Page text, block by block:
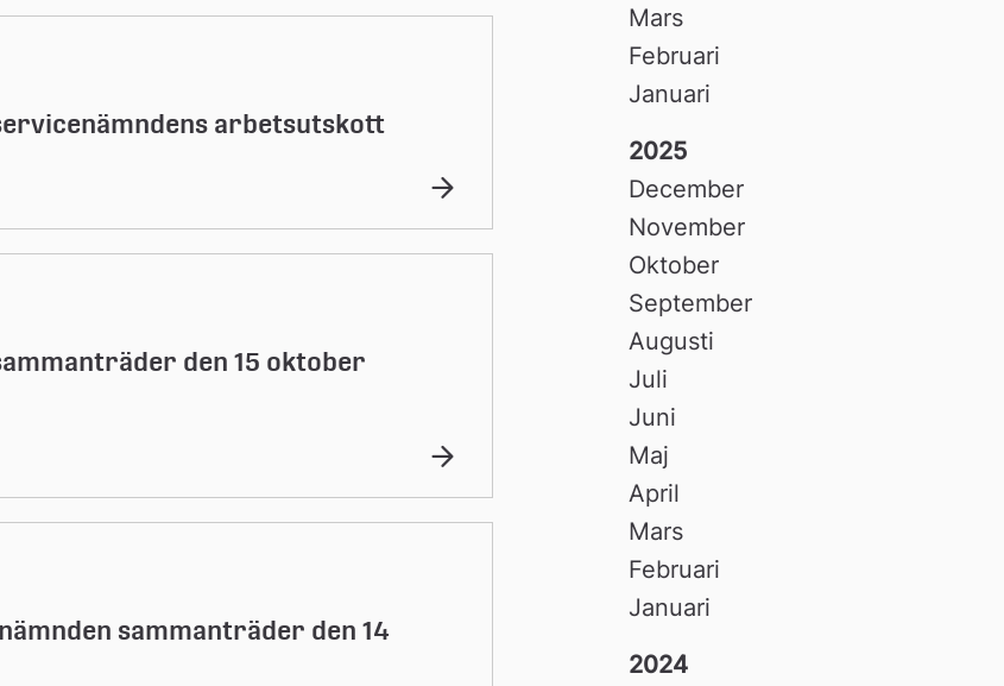
arbetsutskott
den 15 oktober
sammanträder den 14
Mars
Februari
Januari
2025
December
November
Oktober
September
Augusti
Juli
Juni
Maj
April
Mars
Februari
Januari
2024